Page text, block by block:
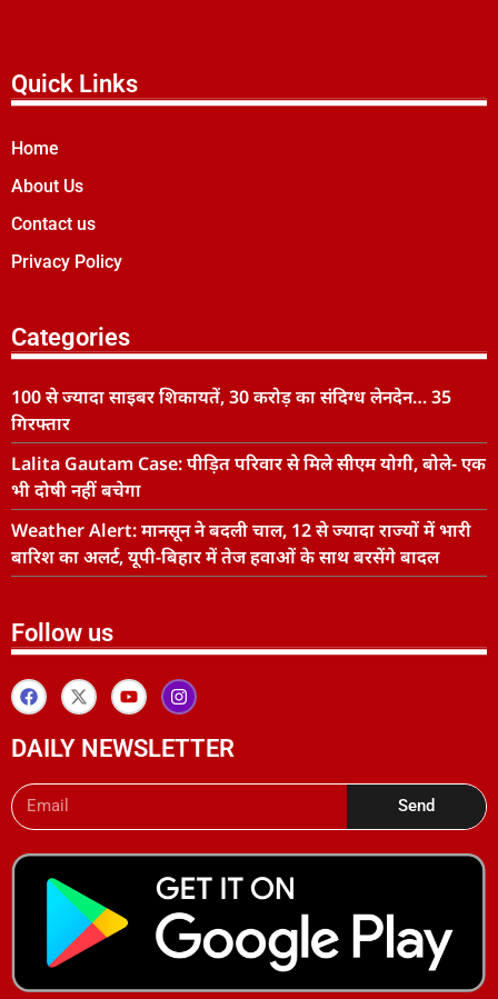
Quick Links
Home
About Us
Contact us
Privacy Policy
Categories
100 से ज्यादा साइबर शिकायतें, 30 करोड़ का संदिग्ध लेनदेन… 35
गिरफ्तार
Lalita Gautam Case: पीड़ित परिवार से मिले सीएम योगी, बोले- एक
भी दोषी नहीं बचेगा
Weather Alert: मानसून ने बदली चाल, 12 से ज्यादा राज्यों में भारी
बारिश का अलर्ट, यूपी-बिहार में तेज हवाओं के साथ बरसेंगे बादल
Follow us
DAILY NEWSLETTER
Send